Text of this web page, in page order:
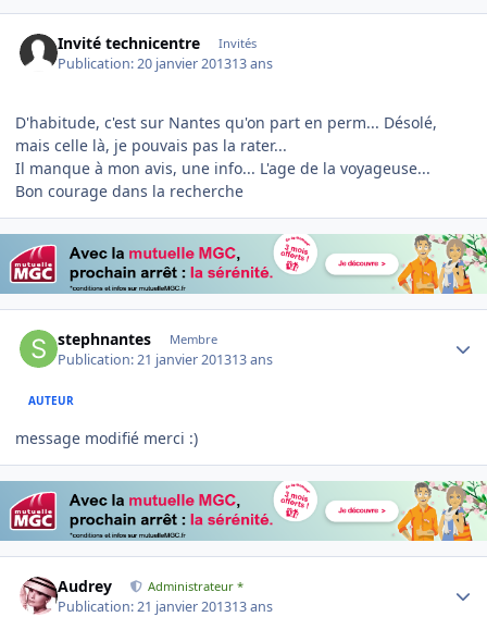
Invité technicentre Invités
Publication:20 janvier 201313 ans
D'habitude, c'est sur Nantes qu'on part en perm... Désolé,
mais celle là, je pouvais pas la rater...
Il manque à mon avis, une info... L'age de la voyageuse...
Bon courage dans la recherche
stephnantes Membre
Publication:21 janvier 201313 ans
AUTEUR
message modifié merci :)
Audrey Administrateur *
Publication:21 janvier 201313 ans